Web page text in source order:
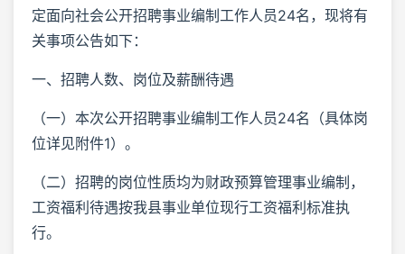
定面向社会公开招聘事业编制工作人员24名，现将有
关事项公告如下：
一、招聘人数、岗位及薪酬待遇
（一）本次公开招聘事业编制工作人员24名（具体岗
位详见附件1）。
（二）招聘的岗位性质均为财政预算管理事业编制，
工资福利待遇按我县事业单位现行工资福利标准执
行。